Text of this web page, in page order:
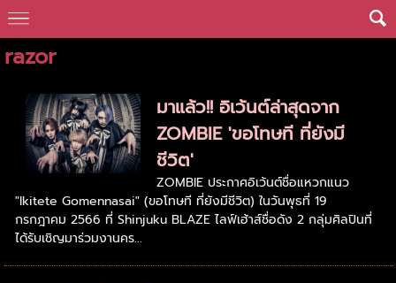
razor
มาแล้ว!! อิเว้นต์ล่าสุดจาก
ZOMBIE 'ขอโทษที ที่ยังมี
ชีวิต'
ZOMBIE ประกาศอิเว้นต์ชื่อแหวกแนว
"Ikitete Gomennasai" (ขอโทษที ที่ยังมีชีวิต) ในวันพุธที่ 19
กรกฎาคม 2566 ที่ Shinjuku BLAZE ไลฟ์เฮ้าส์ชื่อดัง 2 กลุ่มศิลปินที่
ได้รับเชิญมาร่วมงานคร...